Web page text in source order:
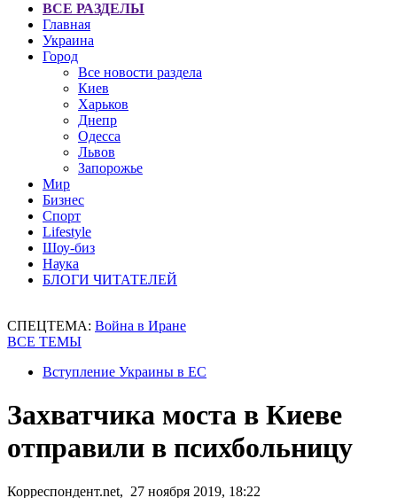
ВСЕ РАЗДЕЛЫ
Главная
Украина
Город
Все новости раздела
Киев
Харьков
Днепр
Одесса
Львов
Запорожье
Мир
Бизнес
Спорт
Lifestyle
Шоу-биз
Наука
БЛОГИ ЧИТАТЕЛЕЙ
СПЕЦТЕМА: Война в Иране
ВСЕ ТЕМЫ
Вступление Украины в ЕС
Захватчика моста в Киеве
отправили в психбольницу
Корреспондент.net, 27 ноября 2019, 18:22